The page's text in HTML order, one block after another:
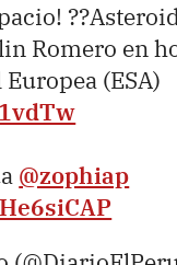
Romero en
(ESA)
@zophiap